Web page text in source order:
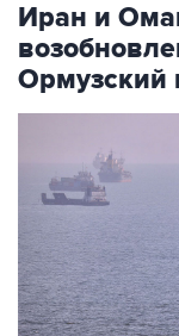
Иран и
Ормузский